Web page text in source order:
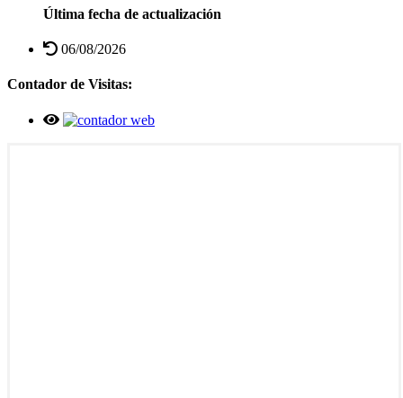
Última fecha de actualización
06/08/2026
Contador de Visitas: